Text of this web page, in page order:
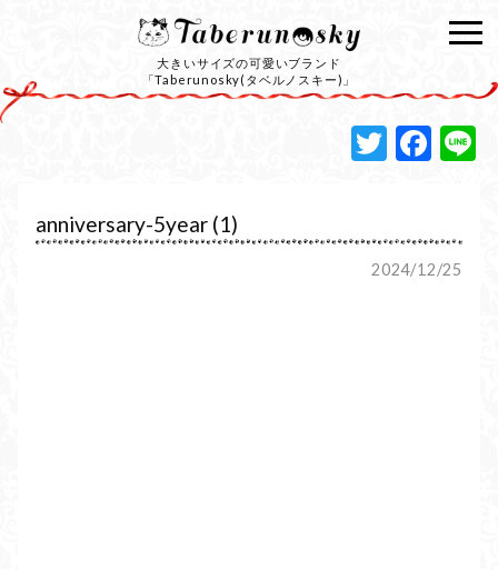
大きいサイズの可愛いブランド
「Taberunosky(タベルノスキー)」
anniversary-5year (1)
2024/12/25